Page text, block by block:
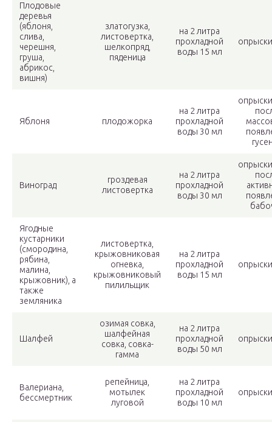
Плодовые
деревья
(яблоня,
слива,
черешня,
груша,
абрикос,
вишня)
златогузка,
листовертка,
шелкопряд,
пяденица
на 2 литра
прохладной
воды 15 мл
Яблоня плодожорка
на 2 литра
прохладной
воды 30 мл
Виноград
гроздевая
листовертка
на 2 литра
прохладной
воды 30 мл
Ягодные
кустарники
(смородина,
рябина,
малина,
крыжовник), а
также
земляника
листовертка,
крыжовниковая
огневка,
крыжовниковый
пилильщик
на 2 литра
прохладной
воды 15 мл
Шалфей
озимая совка,
шалфейная
совка, совка-
гамма
на 2 литра
прохладной
воды 50 мл
Валериана,
бессмертник
репейница,
мотылек
луговой
на 2 литра
прохладной
воды 10 мл